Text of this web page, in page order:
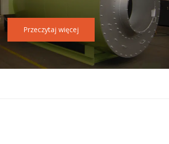
Przeczytaj więcej